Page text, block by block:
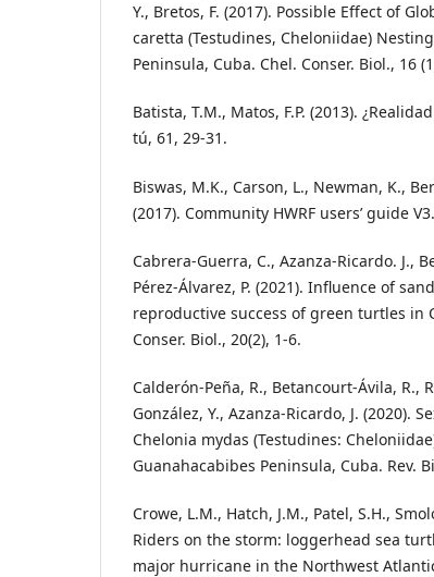
Y., Bretos, F. (2017). Possible Effect of
caretta (Testudines, Cheloniidae)
Peninsula, Cuba. Chel. Conser. Biol., 16
Batista, T.M., Matos, F.P. (2013).
tú, 61, 29-31.
Biswas, M.K., Carson, L., Newman, K.,
(2017). Community HWRF users’ guide
Cabrera-Guerra, C., Azanza-Ricardo. J.,
Pérez-Álvarez, P. (2021). Influence of
reproductive success of green turtles in
Conser. Biol., 20(2), 1-6.
Calderón-Peña, R., Betancourt-Ávila, R.,
González, Y., Azanza-Ricardo, J. (2020).
Chelonia mydas (Testudines:
Guanahacabibes Peninsula, Cuba. Rev.
Crowe, L.M., Hatch, J.M., Patel, S.H.,
Riders on the storm: loggerhead sea
major hurricane in the Northwest